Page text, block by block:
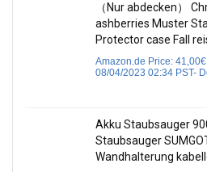
（Nur abdecken）
ashberries Muster
Protector case Fall
Amazon.de Price: 41,00€
08/04/2023 02:34 PST-
Akku Staubsauger
Staubsauger
Wandhalterung